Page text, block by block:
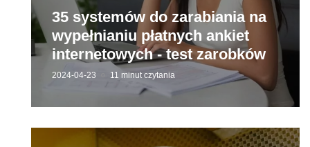
35 systemów do zarabiania na
wypełnianiu płatnych ankiet
internetowych - test zarobków
2024-04-23 11 minut czytania